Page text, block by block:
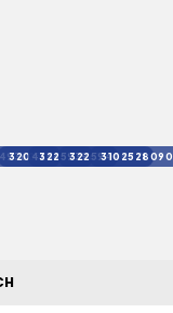
3204256337
3225939631
3225944597
3102528090